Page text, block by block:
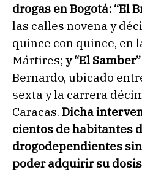
drogas en Bogotá: “El
las calles novena y
quince con quince, en
Mártires; y “El Samber”
Bernardo, ubicado
sexta y la carrera
Caracas. Dicha
cientos de habitantes
drogodependientes
poder adquirir su